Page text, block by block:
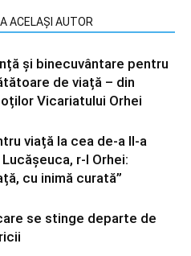
ACELAȘI AUTOR
și binecuvântare pentru
de viață – din
Vicariatului Orhei
viață la cea de-a II-a
r-l Orhei:
cu inimă curată”
se stinge departe de